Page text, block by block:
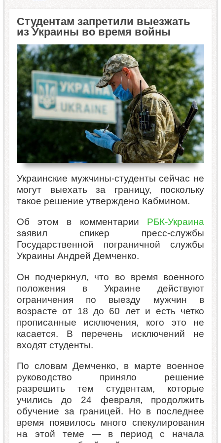
Студентам запретили выезжать
из Украины во время войны
Украинские мужчины-студенты сейчас не
могут выехать за границу, поскольку
такое решение утверждено Кабмином.
Об этом в комментарии РБК-Украина
заявил спикер пресс-службы
Государственной пограничной службы
Украины Андрей Демченко.
Он подчеркнул, что во время военного
положения в Украине действуют
ограничения по выезду мужчин в
возрасте от 18 до 60 лет и есть четко
прописанные исключения, кого это не
касается. В перечень исключений не
входят студенты.
По словам Демченко, в марте военное
руководство приняло решение
разрешить тем студентам, которые
учились до 24 февраля, продолжить
обучение за границей. Но в последнее
время появилось много спекулирования
на этой теме — в период с начала